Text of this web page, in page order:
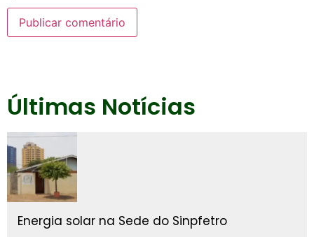
Últimas Notícias
Energia solar na Sede do Sinpfetro